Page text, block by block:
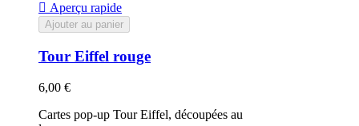
 Aperçu rapide
Ajouter au panier
Tour Eiffel rouge
6,00 €
Cartes pop-up Tour Eiffel, découpées au